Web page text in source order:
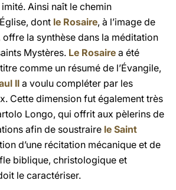
Ainsi naît le chemin
dont le Rosaire, à l’image de
offre la synthèse dans la méditation
Mystères. Le Rosaire a été
comme un résumé de l’Évangile,
IIa voulu compléter par les
Cette dimension fut également très
Longo, qui offrit aux pèlerins de
afin de soustraire le Saint
d’une récitation mécanique et de
biblique, christologique et
le caractériser.